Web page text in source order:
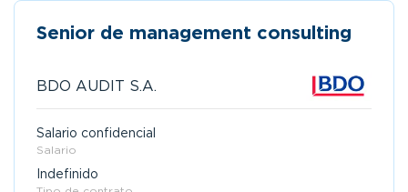
Senior de management consulting
BDO AUDIT S.A.
Salario confidencial
Salario
Indefinido